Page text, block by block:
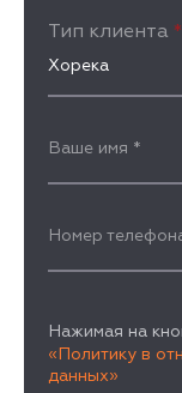
Тип клиента *
Хорека
Ваше имя *
Номер
Нажимая на
«Политику в
данных»